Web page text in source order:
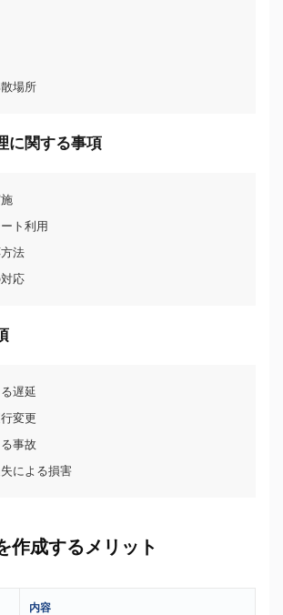
場所
に関する事項
ト利用
法
応
遅延
変更
事故
による損害
作成するメリット
内容